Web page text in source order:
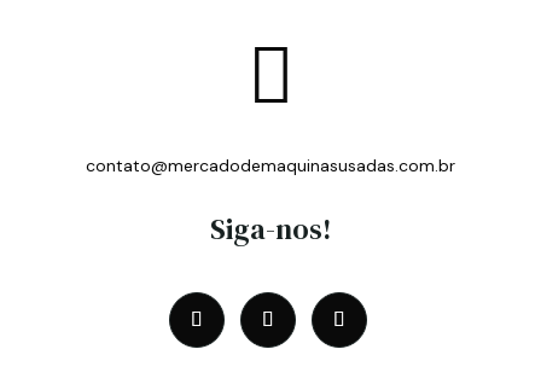

contato@mercadodemaquinasusadas.com.br
Siga-nos!